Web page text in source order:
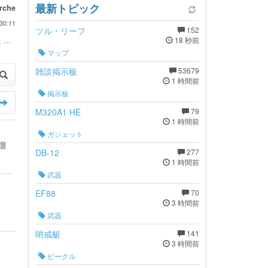
...
最新トピック
152
18 秒前
ツル・リーフ
マップ
53679
1 時間前
雑談掲示板
掲示板
79
1 時間前
M320A1 HE
ガジェット
277
1 時間前
DB-12
武器
70
3 時間前
EF88
武器
141
3 時間前
哨戒艇
ビークル